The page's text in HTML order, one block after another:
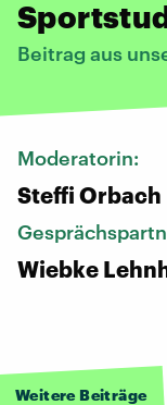
Beitrag aus
Moderatorin:
Steffi Orbach
Wiebke
Weitere Beiträge